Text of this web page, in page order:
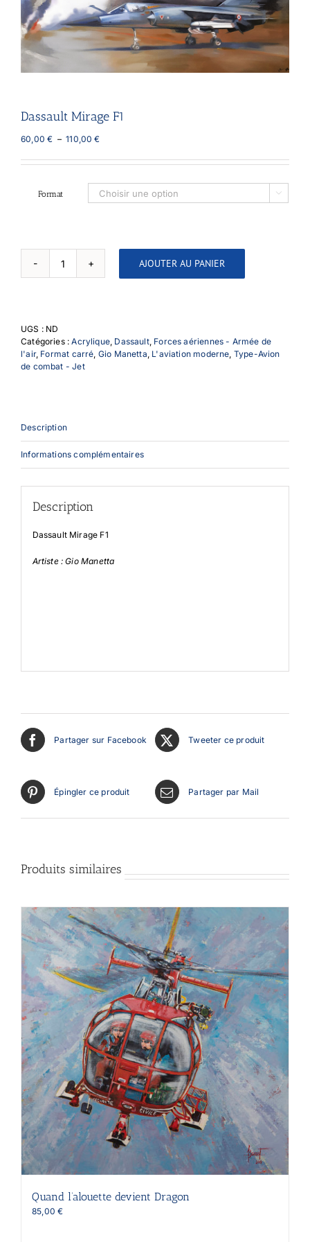
Dassault Mirage F1
60,00€ – 110,00€Plage
prix :
à
110,00 €
Format 
quantité
de
AJOUTER AU PANIER
UGS : ND
Catégories :Acrylique, Dassault, Forces aériennes - Armée de
l'air, Format carré, Gio Manetta, L'aviation moderne, Type-Avion
de combat - Jet
Description
Informations complémentaires
Description
Dassault Mirage F1
Artiste : Gio Manetta
Partager sur Facebook Tweeter ce produit
Épingler ce produit Partager par Mail
Produits similaires
Quand l’alouette devient Dragon
85,00€